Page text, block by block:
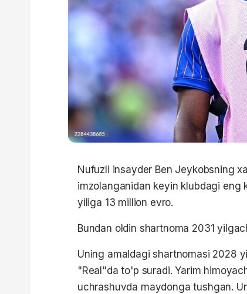
Nufuzli insayder Ben Jeykobsning
imzolanganidan keyin klubdagi
yiliga 13 million evro.
Bundan oldin shartnoma 2031
Uning amaldagi shartnomasi 2028
"Real"da to'p suradi. Yarim
uchrashuvda maydonga tushgan.